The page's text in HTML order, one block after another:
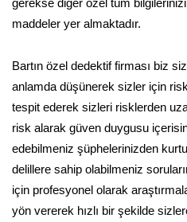
gerekse diğer özel tüm
maddeler yer almaktadır.
Bartın özel dedektif firması biz
anlamda düşünerek sizler için
tespit ederek sizleri risklerden
risk alarak güven duygusu
edebilmeniz şüphelerinizden
delillere sahip olabilmeniz
için profesyonel olarak
yön vererek hızlı bir şekilde